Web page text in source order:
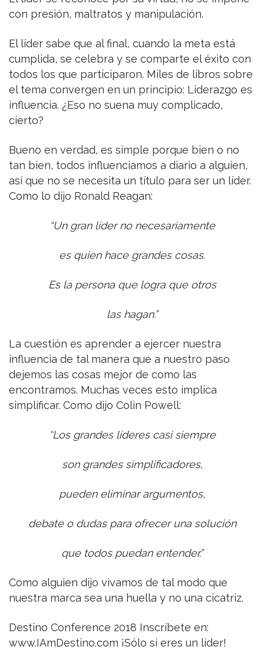
con presión, maltratos y manipulación.
El líder sabe que al final, cuando la meta está
cumplida, se celebra y se comparte el éxito con
todos los que participaron. Miles de libros sobre
el tema convergen en un principio: Liderazgo es
influencia. ¿Eso no suena muy complicado,
cierto?
Bueno en verdad, es simple porque bien o no
tan bien, todos influenciamos a diario a alguien,
así que no se necesita un título para ser un líder.
Como lo dijo Ronald Reagan:
“Un gran líder no necesariamente
es quien hace grandes cosas.
Es la persona que logra que otros
las hagan.”
La cuestión es aprender a ejercer nuestra
influencia de tal manera que a nuestro paso
dejemos las cosas mejor de como las
encontramos. Muchas veces esto implica
simplificar. Como dijo Colin Powell:
“Los grandes líderes casi siempre
son grandes simplificadores,
pueden eliminar argumentos,
debate o dudas para ofrecer una solución
que todos puedan entender.”
Como alguien dijo vivamos de tal modo que
nuestra marca sea una huella y no una cicatriz.
Destino Conference 2018 Inscríbete en:
www.IAmDestino.com ¡Sólo si eres un líder!